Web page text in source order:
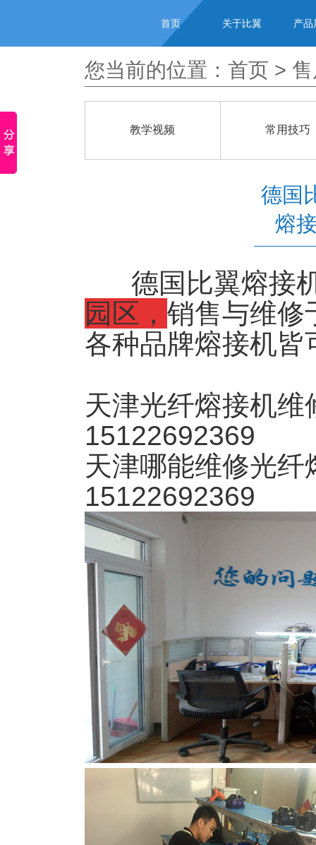
首页 关于比翼 产品
您当前的位置： 首页 >
教学视频 常用技巧
德国
熔
德国比翼熔接
园区 ， 销售与维修
各种品牌熔接机皆
天津光纤熔接机
15122692369
天津哪能维修光
15122692369